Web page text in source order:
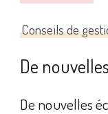
Conseils de
De
De nouvelles